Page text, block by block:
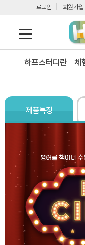
로그인 회원가입
하프스터디란 체
제품특징